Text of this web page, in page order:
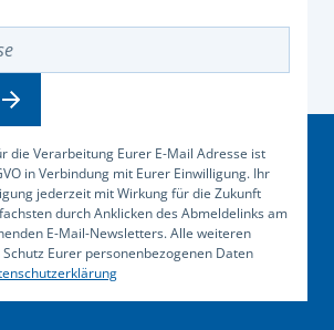
die Verarbeitung Eurer E-Mail Adresse ist
in Verbindung mit Eurer Einwilligung. Ihr
jederzeit mit Wirkung für die Zukunft
durch Anklicken des Abmeldelinks am
E-Mail-Newsletters. Alle weiteren
Eurer personenbezogenen Daten